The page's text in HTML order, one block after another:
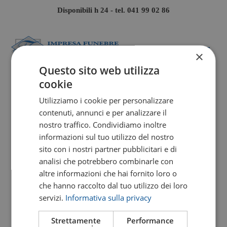
Disponibili h 24 - tel. 041 99 02 86
L’Impresa Funebre Zara organizza servizi
funebri a Spinea e zone limitrofe dal 1958.
Sempre gestita dalla stessa famiglia,
l’agenzia di onoranze funebri è attenta,
rispettosa e offre conforto, oltre che un
servizio completo, alle persone che le si
rivolgono per organizzare i funerali dei propri
×
Questo sito web utilizza
cookie
Utilizziamo i cookie per personalizzare
contenuti, annunci e per analizzare il
nostro traffico. Condividiamo inoltre
informazioni sul tuo utilizzo del nostro
sito con i nostri partner pubblicitari e di
analisi che potrebbero combinarle con
altre informazioni che hai fornito loro o
che hanno raccolto dal tuo utilizzo dei loro
servizi. Informativa sulla privacy
Strettamente
Performance